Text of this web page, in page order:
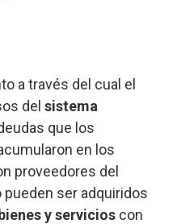
a través del cual el
del sistema
que los
en los
proveedores del
ser adquiridos
y servicios con